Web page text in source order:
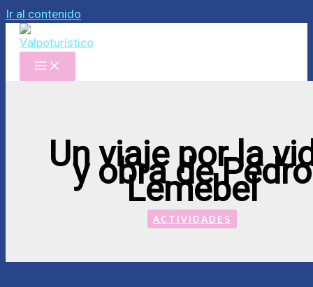
Ir al contenido
Un viaje por la
y obra de Pedro
Lemebel
ACTIVIDADES